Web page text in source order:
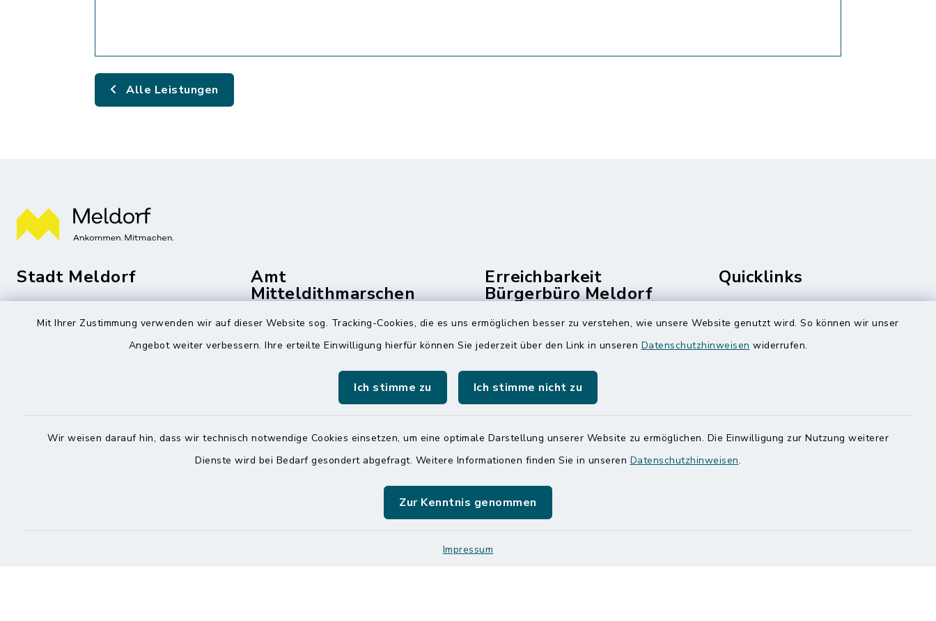
Mit Ihrer Zustimmung verwenden wir auf dieser Website sog. Tracking-Cookies, die es uns ermöglichen besser zu verstehen, wie unsere Website genutzt wird. So können wir unser
Angebot weiter verbessern. Ihre erteilte Einwilligung hierfür können Sie jederzeit über den Link in unseren Datenschutzhinweisen widerrufen.
Ich stimme zu Ich stimme nicht zu
Wir weisen darauf hin, dass wir technisch notwendige Cookies einsetzen, um eine optimale Darstellung unserer Website zu ermöglichen. Die Einwilligung zur Nutzung weiterer
Dienste wird bei Bedarf gesondert abgefragt. Weitere Informationen finden Sie in unseren Datenschutzhinweisen.
Zur Kenntnis genommen
Impressum
Alle Leistungen
Stadt Meldorf Amt
Mitteldithmarschen
Roggenstraße 14
25704 Meldorf
04832 6065-0
04832 6065-215
Erreichbarkeit
Bürgerbüro Meldorf
Montag und Freitag
Dienstag und Donnerstag
8:00 Uhr - 12:00 Uhr
14:00 Uhr - 18:00 Uhr
Online-TerminvereinbarungHaben
Sie ein dringendes Anliegen,
finden aber online keinen
zeitnahen Termin? Rufen Sie uns
gerne unter der Telefonnummer
04832 6065 0 an!
Quicklinks
Speicherkoog Meldorfer Koog